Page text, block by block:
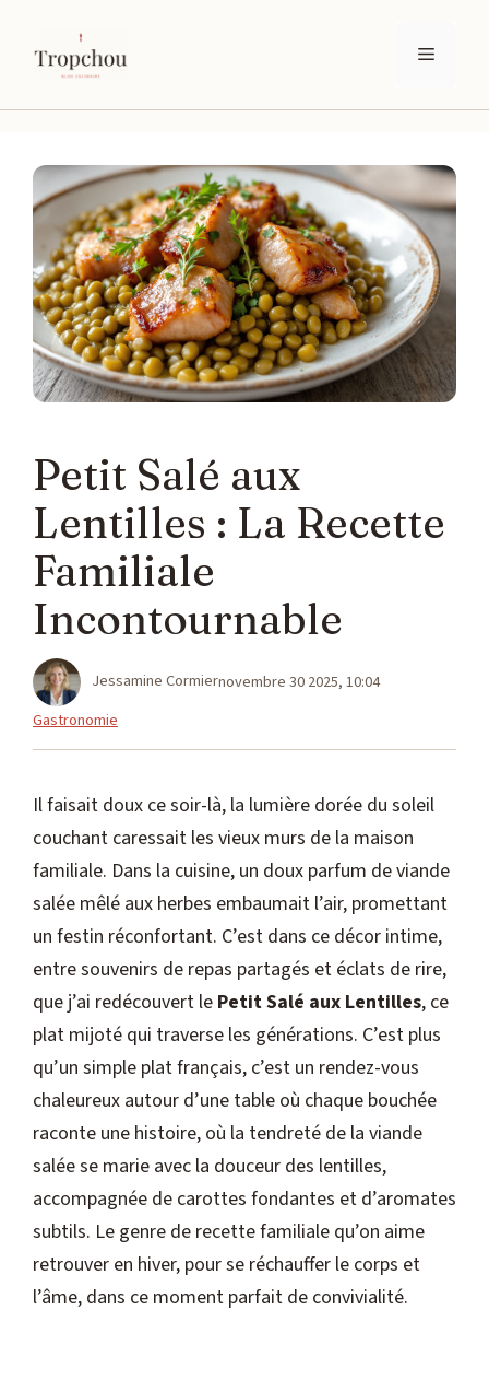
contenu
Menu
Petit Salé aux
Lentilles : La Recette
Familiale
Incontournable
Jessamine Cormiernovembre 30 2025, 10:04
Catégories
Gastronomie
Il faisait doux ce soir-là, la lumière dorée du soleil
couchant caressait les vieux murs de la maison
familiale. Dans la cuisine, un doux parfum de viande
salée mêlé aux herbes embaumait l’air, promettant
un festin réconfortant. C’est dans ce décor intime,
entre souvenirs de repas partagés et éclats de rire,
que j’ai redécouvert le Petit Salé aux Lentilles, ce
plat mijoté qui traverse les générations. C’est plus
qu’un simple plat français, c’est un rendez-vous
chaleureux autour d’une table où chaque bouchée
raconte une histoire, où la tendreté de la viande
salée se marie avec la douceur des lentilles,
accompagnée de carottes fondantes et d’aromates
subtils. Le genre de recette familiale qu’on aime
retrouver en hiver, pour se réchauffer le corps et
l’âme, dans ce moment parfait de convivialité.